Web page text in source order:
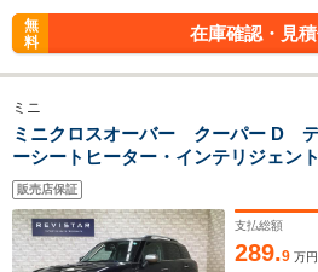
無
料
在庫確認・見
ミニ
ミニクロスオーバー クーパー D
ーシートヒーター・インテリジェン
システム・追突警告・カープレイ対
Bluteooth・USB・タイプC・バック
販売店保証
支払総額
289.9 万円